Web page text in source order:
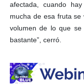
afectada, cuando
mucha de esa fruta
volumen de lo que
bastante”, cerró.